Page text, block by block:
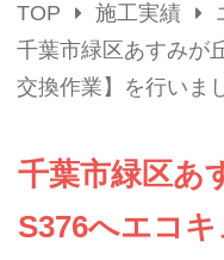
TOP 施工実績
千葉市緑区あすみが
交換作業】を行いま
千葉市緑区あ
S376へエコ